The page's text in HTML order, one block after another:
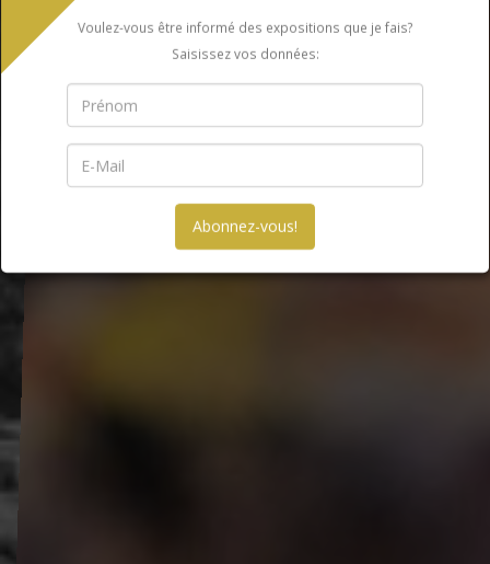
Voulez-vous être informé des expositions que je fais?
Saisissez vos données: